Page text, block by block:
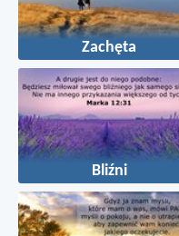
Zachęta
Bliźni